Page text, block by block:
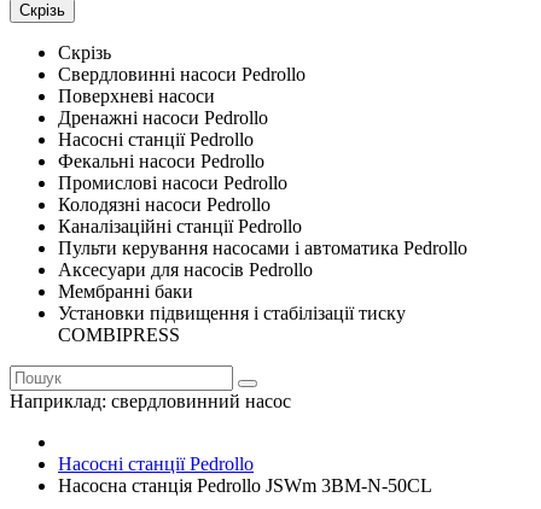
Скрізь
Скрізь
Свердловинні насоси Pedrollo
Поверхневі насоси
Дренажні насоси Pedrollo
Насосні станції Pedrollo
Фекальні насоси Pedrollo
Промислові насоси Pedrollo
Колодязні насоси Pedrollo
Каналізаційні станції Pedrollo
Пульти керування насосами і автоматика Pedrollo
Аксесуари для насосів Pedrollo
Мембранні баки
Установки підвищення і стабілізації тиску
COMBIPRESS
Наприклад: свердловинний насос
Насосні станції Pedrollo
Насосна станція Pedrollo JSWm 3BM-N-50CL